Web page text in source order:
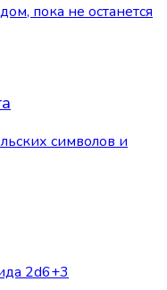
пока не останется
символов и
2d6+3